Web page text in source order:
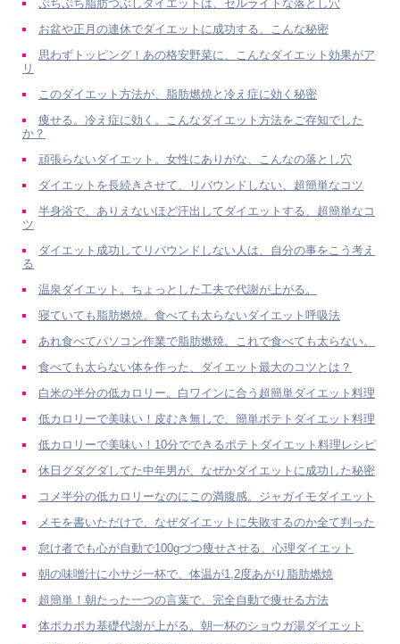
ぷちぷち脂肪つぶしダイエットは、セルライトな落とし穴
お盆や正月の連休でダイエットに成功する、こんな秘密
思わずトッピング！あの格安野菜に、こんなダイエット効果がア
リ
このダイエット方法が、脂肪燃焼と冷え症に効く秘密
痩せる。冷え症に効く。こんなダイエット方法をご存知でした
か？
頑張らないダイエット。女性にありがな、こんなの落とし穴
ダイエットを長続きさせて、リバウンドしない、超簡単なコツ
半身浴で、ありえないほど汗出してダイエットする、超簡単なコ
ツ
ダイエット成功してリバウンドしない人は、自分の事をこう考え
る
温泉ダイエット。ちょっとした工夫で代謝が上がる。
寝ていても脂肪燃焼。食べても太らないダイエット呼吸法
あれ食べてパソコン作業で脂肪燃焼。これで食べても太らない。
食べても太らない体を作った、ダイエット最大のコツとは？
白米の半分の低カロリー。白ワインに合う超簡単ダイエット料理
低カロリーで美味い！皮むき無しで、簡単ポテトダイエット料理
低カロリーで美味い！10分でできるポテトダイエット料理レシピ
休日グダグダしてた中年男が、なぜかダイエットに成功した秘密
コメ半分の低カロリーなのにこの満腹感。ジャガイモダイエット
メモを書いただけで、なぜダイエットに失敗するのか全て判った
怠け者でも心が自動で100gづつ痩せさせる、心理ダイエット
朝の味噌汁に小サジ一杯で、体温が1,2度あがり脂肪燃焼
超簡単！朝たった一つの言葉で、完全自動で痩せる方法
体ポカポカ基礎代謝が上がる。朝一杯のショウガ湯ダイエット